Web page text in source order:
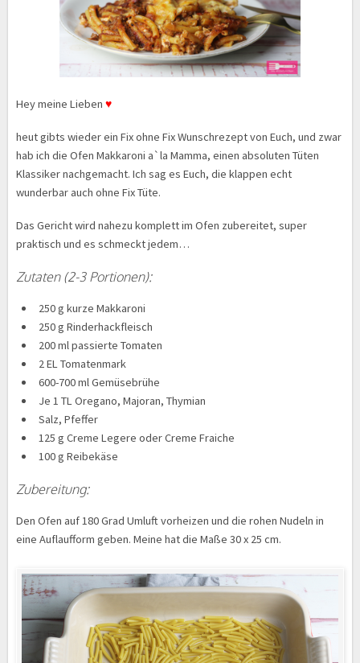
Hey meine Lieben ♥
heut gibts wieder ein Fix ohne Fix Wunschrezept von Euch, und zwar
hab ich die Ofen Makkaroni a`la Mamma, einen absoluten Tüten
Klassiker nachgemacht. Ich sag es Euch, die klappen echt
wunderbar auch ohne Fix Tüte.
Das Gericht wird nahezu komplett im Ofen zubereitet, super
praktisch und es schmeckt jedem…
Zutaten (2-3 Portionen):
250 g kurze Makkaroni
250 g Rinderhackfleisch
200 ml passierte Tomaten
2 EL Tomatenmark
600-700 ml Gemüsebrühe
Je 1 TL Oregano, Majoran, Thymian
Salz, Pfeffer
125 g Creme Legere oder Creme Fraiche
100 g Reibekäse
Zubereitung:
Den Ofen auf 180 Grad Umluft vorheizen und die rohen Nudeln in
eine Auflaufform geben. Meine hat die Maße 30 x 25 cm.